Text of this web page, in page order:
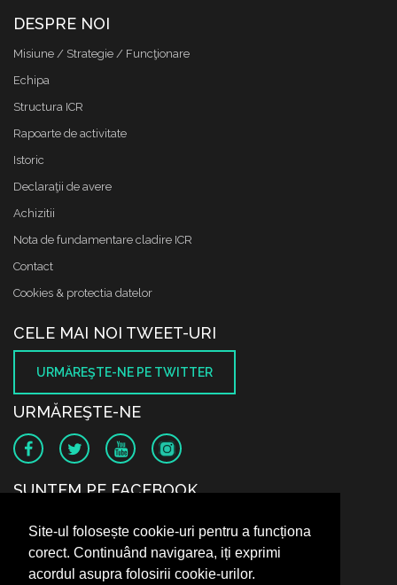
Site-ul folosește cookie-uri pentru a funcționa
corect. Continuând navigarea, iți exprimi
acordul asupra folosirii cookie-urilor.
DESPRE NOI
Misiune / Strategie / Funcţionare
Echipa
Structura ICR
Rapoarte de activitate
Istoric
Declaraţii de avere
Achizitii
Nota de fundamentare cladire ICR
Contact
Cookies & protectia datelor
CELE MAI NOI TWEET-URI
URMĂREŞTE-NE PE TWITTER
URMĂREŞTE-NE
SUNTEM PE FACEBOOK